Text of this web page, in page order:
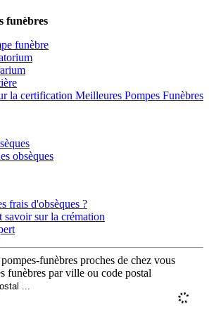
funèbres
funèbre
la certification Meilleures Pompes Funèbres
obsèques
frais d'obsèques ?
sur la crémation
funèbres proches de chez vous
funèbres par ville ou code postal